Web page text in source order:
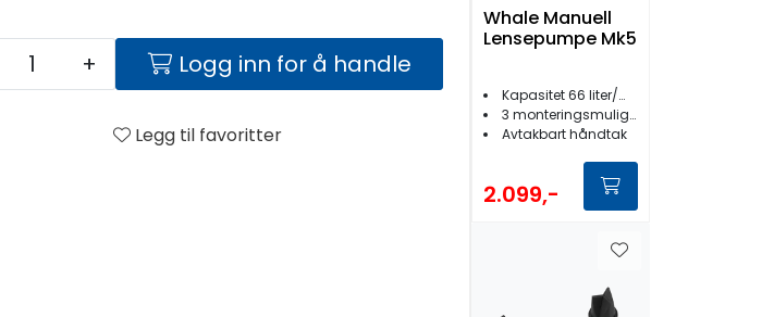
+ Logg inn for å handle
Legg til favoritter
Whale Manuell
Lensepumpe Mk5
Kapasitet 66 liter/min.
3 monteringsmuligheter
Avtakbart håndtak
2.099,-